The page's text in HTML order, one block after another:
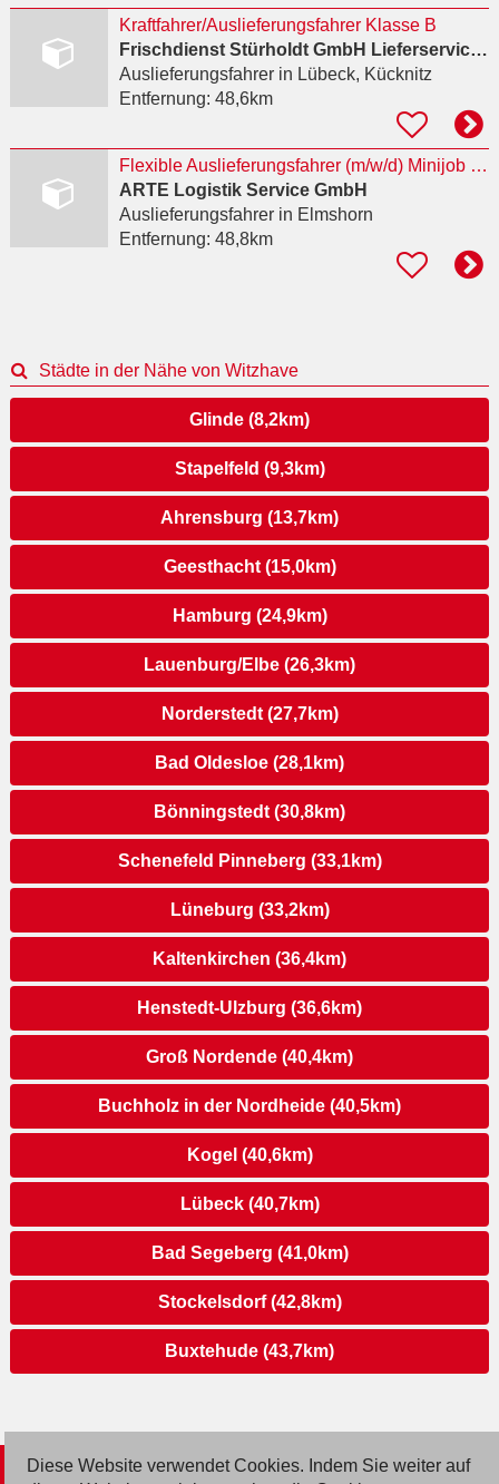
Kraftfahrer/Auslieferungsfahrer Klasse B
Frischdienst Stürholdt GmbH Lieferservice Hamburg & Lübeck
Auslieferungsfahrerin Lübeck, Kücknitz
Entfernung: 48,6km
Flexible Auslieferungsfahrer (m/w/d) Minijob Elmshorn
ARTE Logistik Service GmbH
Auslieferungsfahrerin Elmshorn
Entfernung: 48,8km
Städte in der Nähe von Witzhave
Glinde (8,2km)
Stapelfeld (9,3km)
Ahrensburg (13,7km)
Geesthacht (15,0km)
Hamburg (24,9km)
Lauenburg/Elbe (26,3km)
Norderstedt (27,7km)
Bad Oldesloe (28,1km)
Bönningstedt (30,8km)
Schenefeld Pinneberg (33,1km)
Lüneburg (33,2km)
Kaltenkirchen (36,4km)
Henstedt-Ulzburg (36,6km)
Groß Nordende (40,4km)
Buchholz in der Nordheide (40,5km)
Kogel (40,6km)
Lübeck (40,7km)
Bad Segeberg (41,0km)
Stockelsdorf (42,8km)
Buxtehude (43,7km)
© 2026 Deutsche Jobmarkt GmbH
Diese Website verwendet Cookies. Indem Sie weiter auf